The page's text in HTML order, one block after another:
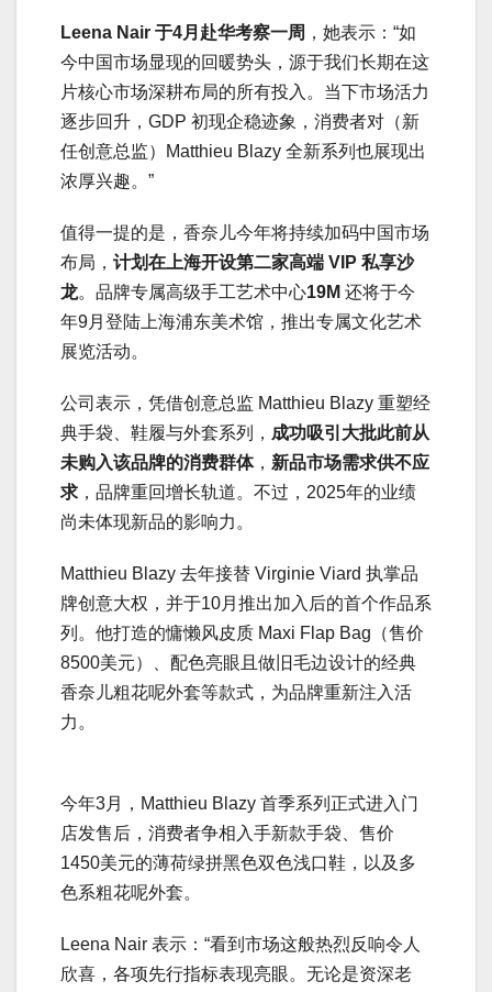
Leena Nair 于4月赴华考察一周 ，她表示：“如
今中国市场显现的回暖势头，源于我们长期在这
片核心市场深耕布局的所有投入。当下市场活力
逐步回升，GDP 初现企稳迹象，消费者对（新
任创意总监）Matthieu Blazy 全新系列也展现出
浓厚兴趣。”
值得一提的是，香奈儿今年将持续加码中国市场
布局， 计划在上海开设第二家高端 VIP 私享沙
龙。品牌专属高级手工艺术中心19M 还将于今
年9月登陆上海浦东美术馆，推出专属文化艺术
展览活动。
公司表示，凭借创意总监 Matthieu Blazy 重塑经
典手袋、鞋履与外套系列， 成功吸引大批此前从
未购入该品牌的消费群体， 新品市场需求供不应
求 ，品牌重回增长轨道。不过，2025年的业绩
尚未体现新品的影响力。
Matthieu Blazy 去年接替 Virginie Viard 执掌品
牌创意大权，并于10月推出加入后的首个作品系
列。他打造的慵懒风皮质 Maxi Flap Bag（售价
8500美元）、配色亮眼且做旧毛边设计的经典
香奈儿粗花呢外套等款式，为品牌重新注入活
力。
今年3月，Matthieu Blazy 首季系列正式进入门
店发售后，消费者争相入手新款手袋、售价
1450美元的薄荷绿拼黑色双色浅口鞋，以及多
色系粗花呢外套。
Leena Nair 表示：“看到市场这般热烈反响令人
欣喜，各项先行指标表现亮眼。无论是资深老